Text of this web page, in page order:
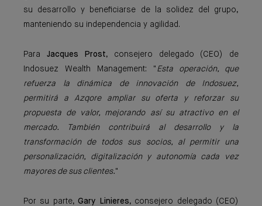
su desarrollo y beneficiarse de la solidez del grupo,
manteniendo su independencia y agilidad.
Para Jacques Prost, consejero delegado (CEO) de
Indosuez Wealth Management: " Esta operación, que
refuerza la dinámica de innovación de Indosuez,
permitirá a Azqore ampliar su oferta y reforzar su
propuesta de valor, mejorando así su atractivo en el
mercado. También contribuirá al desarrollo y la
transformación de todos sus socios, al permitir una
personalización, digitalización y autonomía cada vez
mayores de sus clientes."
Por su parte,Gary Linieres, consejero delegado (CEO)